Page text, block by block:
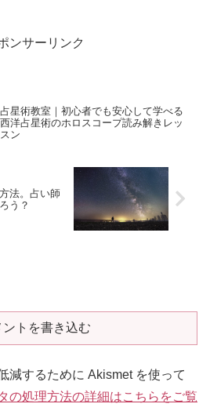
す。
ットで占う方法と読むコツについ
て取り上げています。人生の節目
ンサーリンク
占星術教室｜初心者でも安心して学べる
西洋占星術のホロスコープ読み解きレッ
スン
法。占い師
う？
ントを書き込む
減するために Akismet を使って
の処理方法の詳細はこちらをご覧